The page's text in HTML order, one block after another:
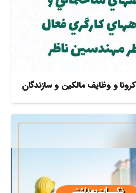
کرونا و وظایف مالکین و سازندگان